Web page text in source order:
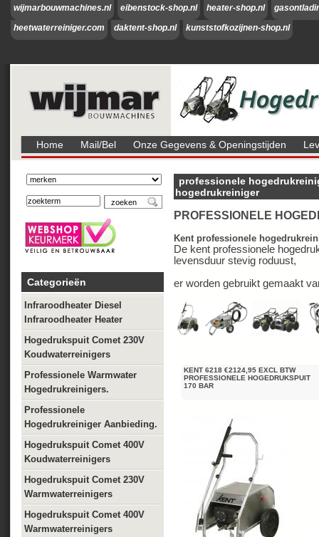
wijmarbouwmachines.nl eibenstock-shop.nl heater-shop.nl
heetwaterreiniger.com
daktent-shop.nl kunststofkozijnen-shop.nl
Home Mail/bel Onze Gegevens & Openingstijden
Categorieën
Infraroodheater Diesel
Infraroodheater Heater
Hogedrukspuit Comet 230V
Koudwaterreinigers
Professionele Warmwater
Hogedrukreinigers.
Professionele
Hogedrukreiniger Aanbieding.
Hogedrukspuit Comet 400V
Koudwaterreinigers
Hogedrukspuit Comet 230V
Warmwaterreinigers
Hogedrukspuit Comet 400V
Warmwaterreinigers
professionele
hogedrukreiniger
PROFESSIONELE
Kent professionele
De kent professionele
levensduur stevig roduust,
er worden gebruikt gemaakt
KENT 6218 €2124,95 EXCL BTW
PROFESSIONELE HOGEDRUKSPUIT
170 BAR